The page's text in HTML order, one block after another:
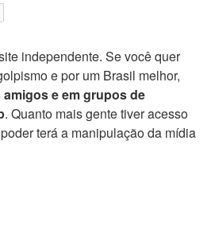
independente. Se você quer
e por um Brasil melhor,
e em grupos de
. Quanto mais gente tiver acesso
terá a manipulação da mídia